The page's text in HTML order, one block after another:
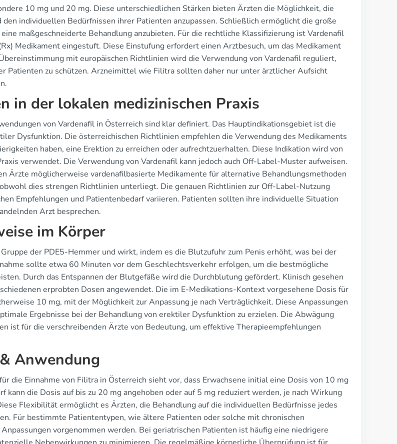
10 mg und 20 mg. Diese unterschiedlichen Stärken bieten Ärzten die Möglichkeit, die
den individuellen Bedürfnissen ihrer Patienten anzupassen. Schließlich ermöglicht die große
maßgeschneiderte Behandlung anzubieten. Für die rechtliche Klassifizierung ist Vardenafil
Medikament eingestuft. Diese Einstufung erfordert einen Arztbesuch, um das Medikament
mit europäischen Richtlinien wird die Verwendung von Vardenafil reguliert,
Patienten zu schützen. Arzneimittel wie Filitra sollten daher nur unter ärztlicher Aufsicht
in der lokalen medizinischen Praxis
von Vardenafil in Österreich sind klar definiert. Das Hauptindikationsgebiet ist die
Dysfunktion. Die österreichischen Richtlinien empfehlen die Verwendung des Medikaments
haben, eine Erektion zu erreichen oder aufrechtzuerhalten. Diese Indikation wird von
verwendet. Die Verwendung von Vardenafil kann jedoch auch Off-Label-Muster aufweisen.
Ärzte möglicherweise vardenafilbasierte Medikamente für alternative Behandlungsmethoden
dies strengen Richtlinien unterliegt. Die genauen Richtlinien zur Off-Label-Nutzung
Empfehlungen und Patientenbedarf variieren. Patienten sollten ihre individuelle Situation
Arzt besprechen.
im Körper
der PDE5-Hemmer und wirkt, indem es die Blutzufuhr zum Penis erhöht, was bei der
sollte etwa 60 Minuten vor dem Geschlechtsverkehr erfolgen, um die bestmögliche
Durch das Entspannen der Blutgefäße wird die Durchblutung gefördert. Klinisch gesehen
erprobten Dosen angewendet. Die im E-Medikations-Kontext vorgesehene Dosis für
10 mg, mit der Möglichkeit zur Anpassung je nach Verträglichkeit. Diese Anpassungen
Ergebnisse bei der Behandlung von erektiler Dysfunktion zu erzielen. Die Abwägung
ist für die verschreibenden Ärzte von Bedeutung, um effektive Therapieempfehlungen
Anwendung
die Einnahme von Filitra in Österreich sieht vor, dass Erwachsene initial eine Dosis von 10 mg
kann die Dosis auf bis zu 20 mg angehoben oder auf 5 mg reduziert werden, je nach Wirkung
Flexibilität ermöglicht es Ärzten, die Behandlung auf die individuellen Bedürfnisse jedes
Für bestimmte Patiententypen, wie ältere Patienten oder solche mit chronischen
vorgenommen werden. Bei geriatrischen Patienten ist häufig eine niedrigere